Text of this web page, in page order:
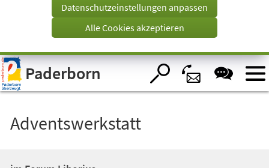
Visuelle
Assistenzsoftware
öffnen.
Tab)
Datenschutzeinstellungen anpassen
Alle Cookies akzeptieren
Paderborn
Adventswerkstatt